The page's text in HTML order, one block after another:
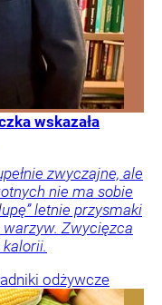
wskazała
zwyczajne, ale
nie ma sobie
letnie przysmaki
warzyw. Zwycięzca
odżywcze